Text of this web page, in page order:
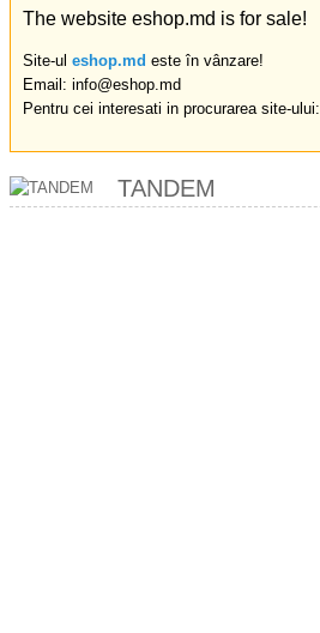
The website eshop.md is for sale!
Site-ul eshop.md este în vânzare!
Email: info@eshop.md
Pentru cei interesati in procurarea site-ului:
TANDEM